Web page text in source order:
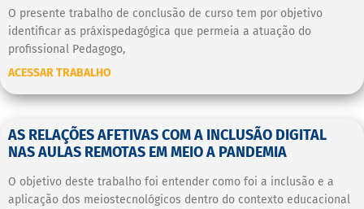
O presente trabalho de conclusão de curso tem por objetivo
identificar as práxispedagógica que permeia a atuação do
profissional Pedagogo,
ACESSAR TRABALHO
AS RELAÇÕES AFETIVAS COM A INCLUSÃO DIGITAL
NAS AULAS REMOTAS EM MEIO A PANDEMIA
O objetivo deste trabalho foi entender como foi a inclusão e a
aplicação dos meiostecnológicos dentro do contexto educacional